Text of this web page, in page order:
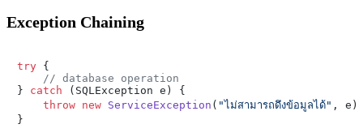
Exception Chaining
try {
// database operation
} catch (SQLException e) {
throw new ServiceException ( "ไม่สามารถดึงข้อมูลได้" ,
}